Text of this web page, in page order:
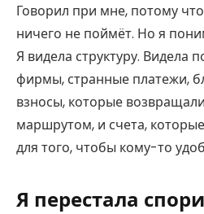
Говорил при мне, потому
ничего не поймёт. Но я
Я видела структуру. Видела
фирмы, странные платежи,
взносы, которые
маршрутом, и счета,
для того, чтобы кому-то
Я перестала